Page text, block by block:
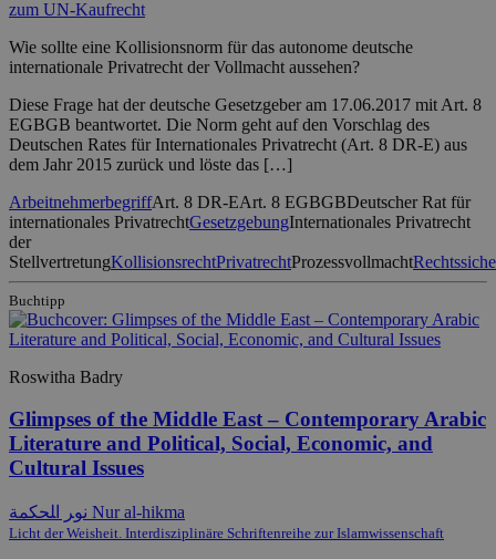
zum UN-Kaufrecht
Wie sollte eine Kollisionsnorm für das autonome deutsche
internationale Privatrecht der Vollmacht aussehen?
Diese Frage hat der deutsche Gesetzgeber am 17.06.2017 mit Art. 8
EGBGB beantwortet. Die Norm geht auf den Vorschlag des
Deutschen Rates für Internationales Privatrecht (Art. 8 DR-E) aus
dem Jahr 2015 zurück und löste das […]
ArbeitnehmerbegriffArt. 8 DR-EArt. 8 EGBGBDeutscher Rat für
internationales PrivatrechtGesetzgebungInternationales Privatrecht
der
StellvertretungKollisionsrechtPrivatrechtProzessvollmacht
Buchtipp
Roswitha Badry
Glimpses of the Middle East – Contemporary Arabic
Literature and Political, Social, Economic, and
Cultural Issues
ﻧﻮﺮ ﺍﻠﺤﻜﻤﺔ Nur al-hikma
Licht der Weisheit. Interdisziplinäre Schriftenreihe zur Islamwissenschaft